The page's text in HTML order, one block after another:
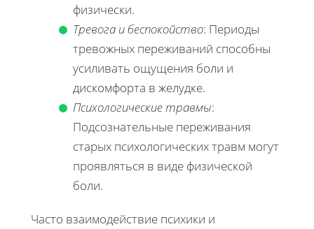
физически.
Тревога и беспокойство: Периоды
тревожных переживаний способны
усиливать ощущения боли и
дискомфорта в желудке.
Психологические травмы:
Подсознательные переживания
старых психологических травм могут
проявляться в виде физической
боли.
Часто взаимодействие психики и